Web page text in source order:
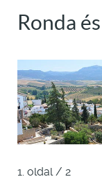
Ronda
1. oldal / 2